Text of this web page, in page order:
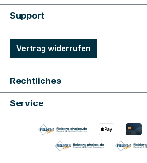
Support
Vertrag widerrufen
Rechtliches
Service